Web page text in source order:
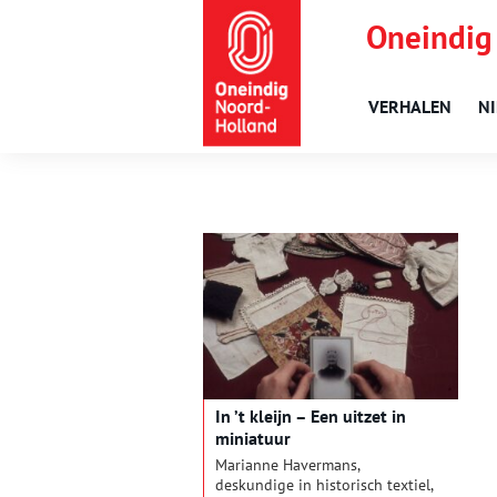
VERHALEN
In ’t kleijn – Een uitzet in
miniatuur
Marianne Havermans,
deskundige in historisch textiel,